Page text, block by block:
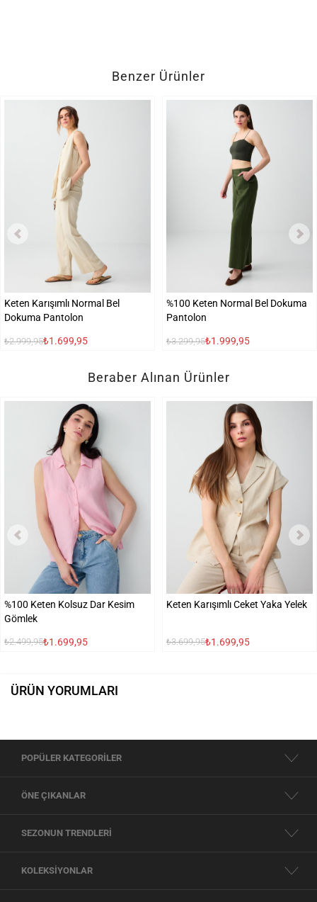
Benzer Ürünler
Keten Karışımlı Normal Bel
Dokuma Pantolon
₺2.999,95₺1.699,95
%100 Keten Normal Bel Dokuma
Pantolon
₺3.299,95₺1.999,95
Beraber Alınan Ürünler
%100 Keten Kolsuz Dar Kesim
Gömlek
₺2.499,95₺1.699,95
Keten Karışımlı Ceket Yaka Yelek
₺3.699,95₺1.699,95
ÜRÜN YORUMLARI
POPÜLER KATEGORİLER
ÖNE ÇIKANLAR
SEZONUN TRENDLERİ
KOLEKSİYONLAR